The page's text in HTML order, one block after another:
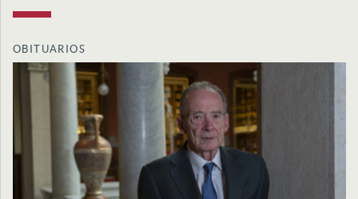
OBITUARIOS